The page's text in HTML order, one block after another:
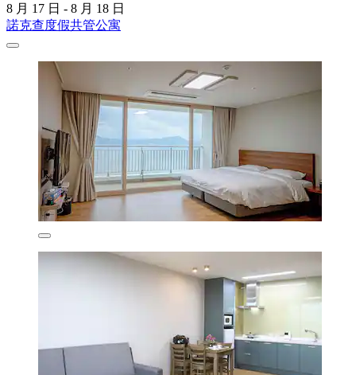
8 月 17 日 - 8 月 18 日
諾克查度假共管公寓